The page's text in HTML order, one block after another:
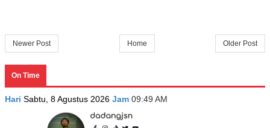
Newer Post Older Post
Home
On Time
Hari Sabtu, 8 Agustus 2026 Jam 09:49 AM